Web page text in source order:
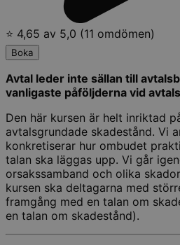
⭐ 4,65 av 5,0 (11 omdömen)
Boka
Avtal leder inte sällan till
vanligaste påföljderna vid
Den här kursen är helt inriktad
avtalsgrundade skadestånd. Vi
konkretiserar hur ombudet
talan ska läggas upp. Vi går
orsakssamband och olika
kursen ska deltagarna med
framgång med en talan om
en talan om skadestånd).